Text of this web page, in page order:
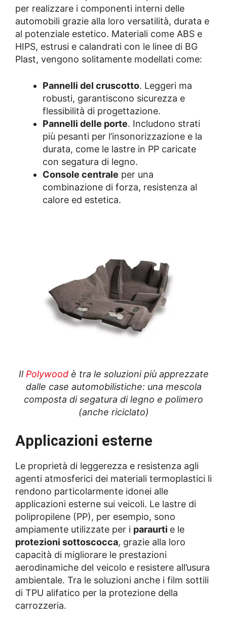
per realizzare i componenti interni delle
automobili grazie alla loro versatilità, durata e
al potenziale estetico. Materiali come ABS e
HIPS, estrusi e calandrati con le linee di BG
Plast, vengono solitamente modellati come:
Pannelli del cruscotto. Leggeri ma
robusti, garantiscono sicurezza e
flessibilità di progettazione.
Pannelli delle porte. Includono strati
più pesanti per l’insonorizzazione e la
durata, come le lastre in PP caricate
con segatura di legno.
Console centrale per una
combinazione di forza, resistenza al
calore ed estetica.
Il Polywoodè tra le soluzioni più apprezzate
dalle case automobilistiche: una mescola
composta di segatura di legno e polimero
(anche riciclato)
Applicazioni esterne
Le proprietà di leggerezza e resistenza agli
agenti atmosferici dei materiali termoplastici li
rendono particolarmente idonei alle
applicazioni esterne sui veicoli. Le lastre di
polipropilene (PP), per esempio, sono
ampiamente utilizzate per i paraurti e le
protezioni sottoscocca, grazie alla loro
capacità di migliorare le prestazioni
aerodinamiche del veicolo e resistere all’usura
ambientale. Tra le soluzioni anche i film sottili
di TPU alifatico per la protezione della
carrozzeria.